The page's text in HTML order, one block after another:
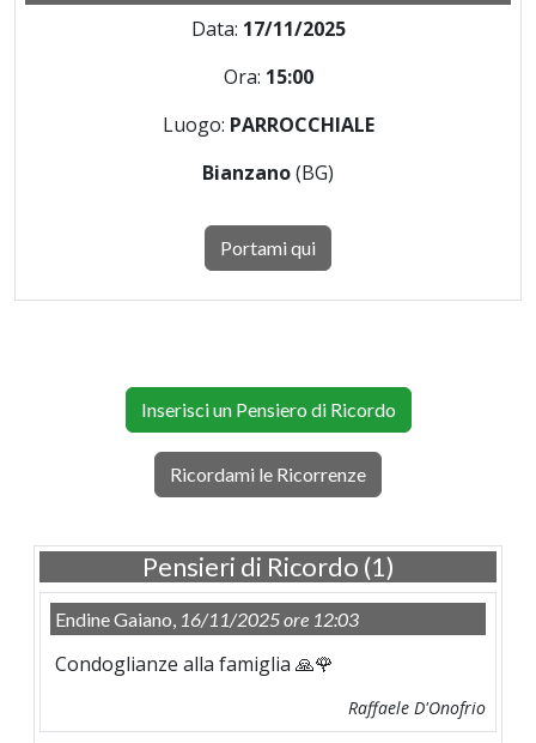
Data: 17/11/2025
Ora: 15:00
Luogo: PARROCCHIALE
Bianzano(BG)
Portami qui
Inserisci un Pensiero di Ricordo
Ricordami le Ricorrenze
Pensieri di Ricordo (1)
Endine Gaiano, 16/11/2025 ore 12:03
Condoglianze alla famiglia 🙏🌹
Raffaele D'Onofrio